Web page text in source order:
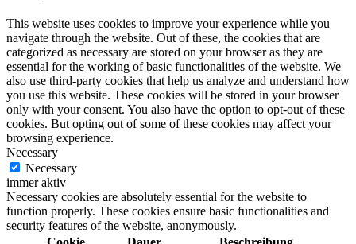
This website uses cookies to improve your experience while you
navigate through the website. Out of these, the cookies that are
categorized as necessary are stored on your browser as they are
essential for the working of basic functionalities of the website. We
also use third-party cookies that help us analyze and understand how
you use this website. These cookies will be stored in your browser
only with your consent. You also have the option to opt-out of these
cookies. But opting out of some of these cookies may affect your
browsing experience.
Necessary
Necessary
immer aktiv
Necessary cookies are absolutely essential for the website to
function properly. These cookies ensure basic functionalities and
security features of the website, anonymously.